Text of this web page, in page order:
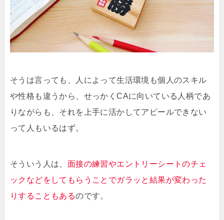
そうは言っても、人によって生活環境も個人のスキル
や性格も違うから、せっかくCAに向いている人柄であ
りながらも、それを上手に活かしてアピールできない
って人もいるはず。
そういう人は、 面接の練習やエントリーシートのチェ
ックなどをしてもらうことでガラッと結果が変わった
りすることもあるのです。